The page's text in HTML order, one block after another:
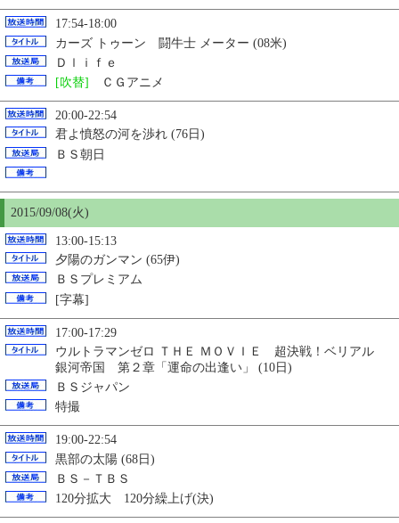
17:54-18:00
カーズ トゥーン 闘牛士 メーター (08米)
Ｄｌｉｆｅ
[吹替]
ＣＧアニメ
20:00-22:54
君よ憤怒の河を渉れ (76日)
ＢＳ朝日
2015/09/08(火)
13:00-15:13
夕陽のガンマン (65伊)
ＢＳプレミアム
[字幕]
17:00-17:29
ウルトラマンゼロ ＴＨＥ ＭＯＶＩＥ 超決戦！ベリアル
銀河帝国 第２章「運命の出逢い」 (10日)
ＢＳジャパン
特撮
19:00-22:54
黒部の太陽 (68日)
ＢＳ－ＴＢＳ
120分拡大 120分繰上げ(決)